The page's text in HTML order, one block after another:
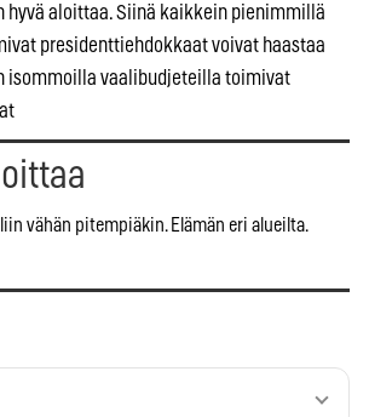
hyvä aloittaa. Siinä kaikkein pienimmillä
presidenttiehdokkaat voivat haastaa
isommoilla vaalibudjeteilla toimivat
vähän pitempiäkin. Elämän eri alueilta.